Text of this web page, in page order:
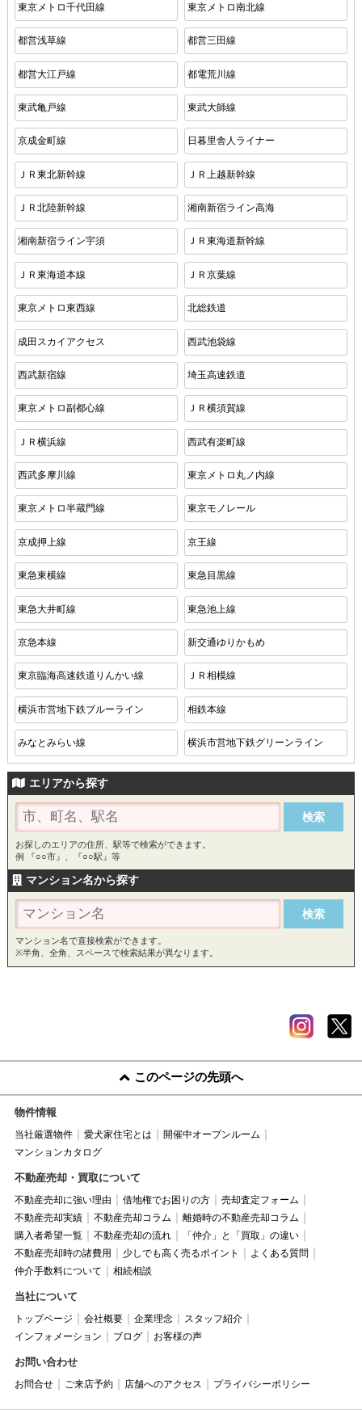
東京メトロ千代田線 東京メトロ南北線
都営浅草線 都営三田線
都営大江戸線 都電荒川線
東武亀戸線 東武大師線
京成金町線 日暮里舎人ライナー
ＪＲ東北新幹線 ＪＲ上越新幹線
ＪＲ北陸新幹線 湘南新宿ライン高海
湘南新宿ライン宇須 ＪＲ東海道新幹線
ＪＲ東海道本線 ＪＲ京葉線
東京メトロ東西線 北総鉄道
成田スカイアクセス 西武池袋線
西武新宿線 埼玉高速鉄道
東京メトロ副都心線 ＪＲ横須賀線
ＪＲ横浜線 西武有楽町線
西武多摩川線 東京メトロ丸ノ内線
東京メトロ半蔵門線 東京モノレール
京成押上線 京王線
東急東横線 東急目黒線
東急大井町線 東急池上線
京急本線 新交通ゆりかもめ
東京臨海高速鉄道りんかい線 ＪＲ相模線
横浜市営地下鉄ブルーライン 相鉄本線
みなとみらい線 横浜市営地下鉄グリーンライン
エリアから探す
お探しのエリアの住所、駅等で検索ができます。
例 『○○市』、『○○駅』等
マンション名から探す
マンション名で直接検索ができます。
※半角、全角、スペースで検索結果が異なります。
このページの先頭へ
物件情報
当社厳選物件 愛犬家住宅とは
開催中オープンルーム
マンションカタログ
不動産売却・買取について
不動産売却に強い理由 借地権でお困りの方
売却査定フォーム
不動産売却実績
不動産売却コラム
離婚時の不動産売却コラム
購入者希望一覧
不動産売却の流れ
「仲介」と「買取」の違い
不動産売却時の諸費用
少しでも高く売るポイント
よくある質問
仲介手数料について
相続相談
当社について
トップページ 会社概要 企業理念
スタッフ紹介
インフォメーション
ブログ お客様の声
お問い合わせ
お問合せ ご来店予約 店舗へのアクセス プライバシーポリシー